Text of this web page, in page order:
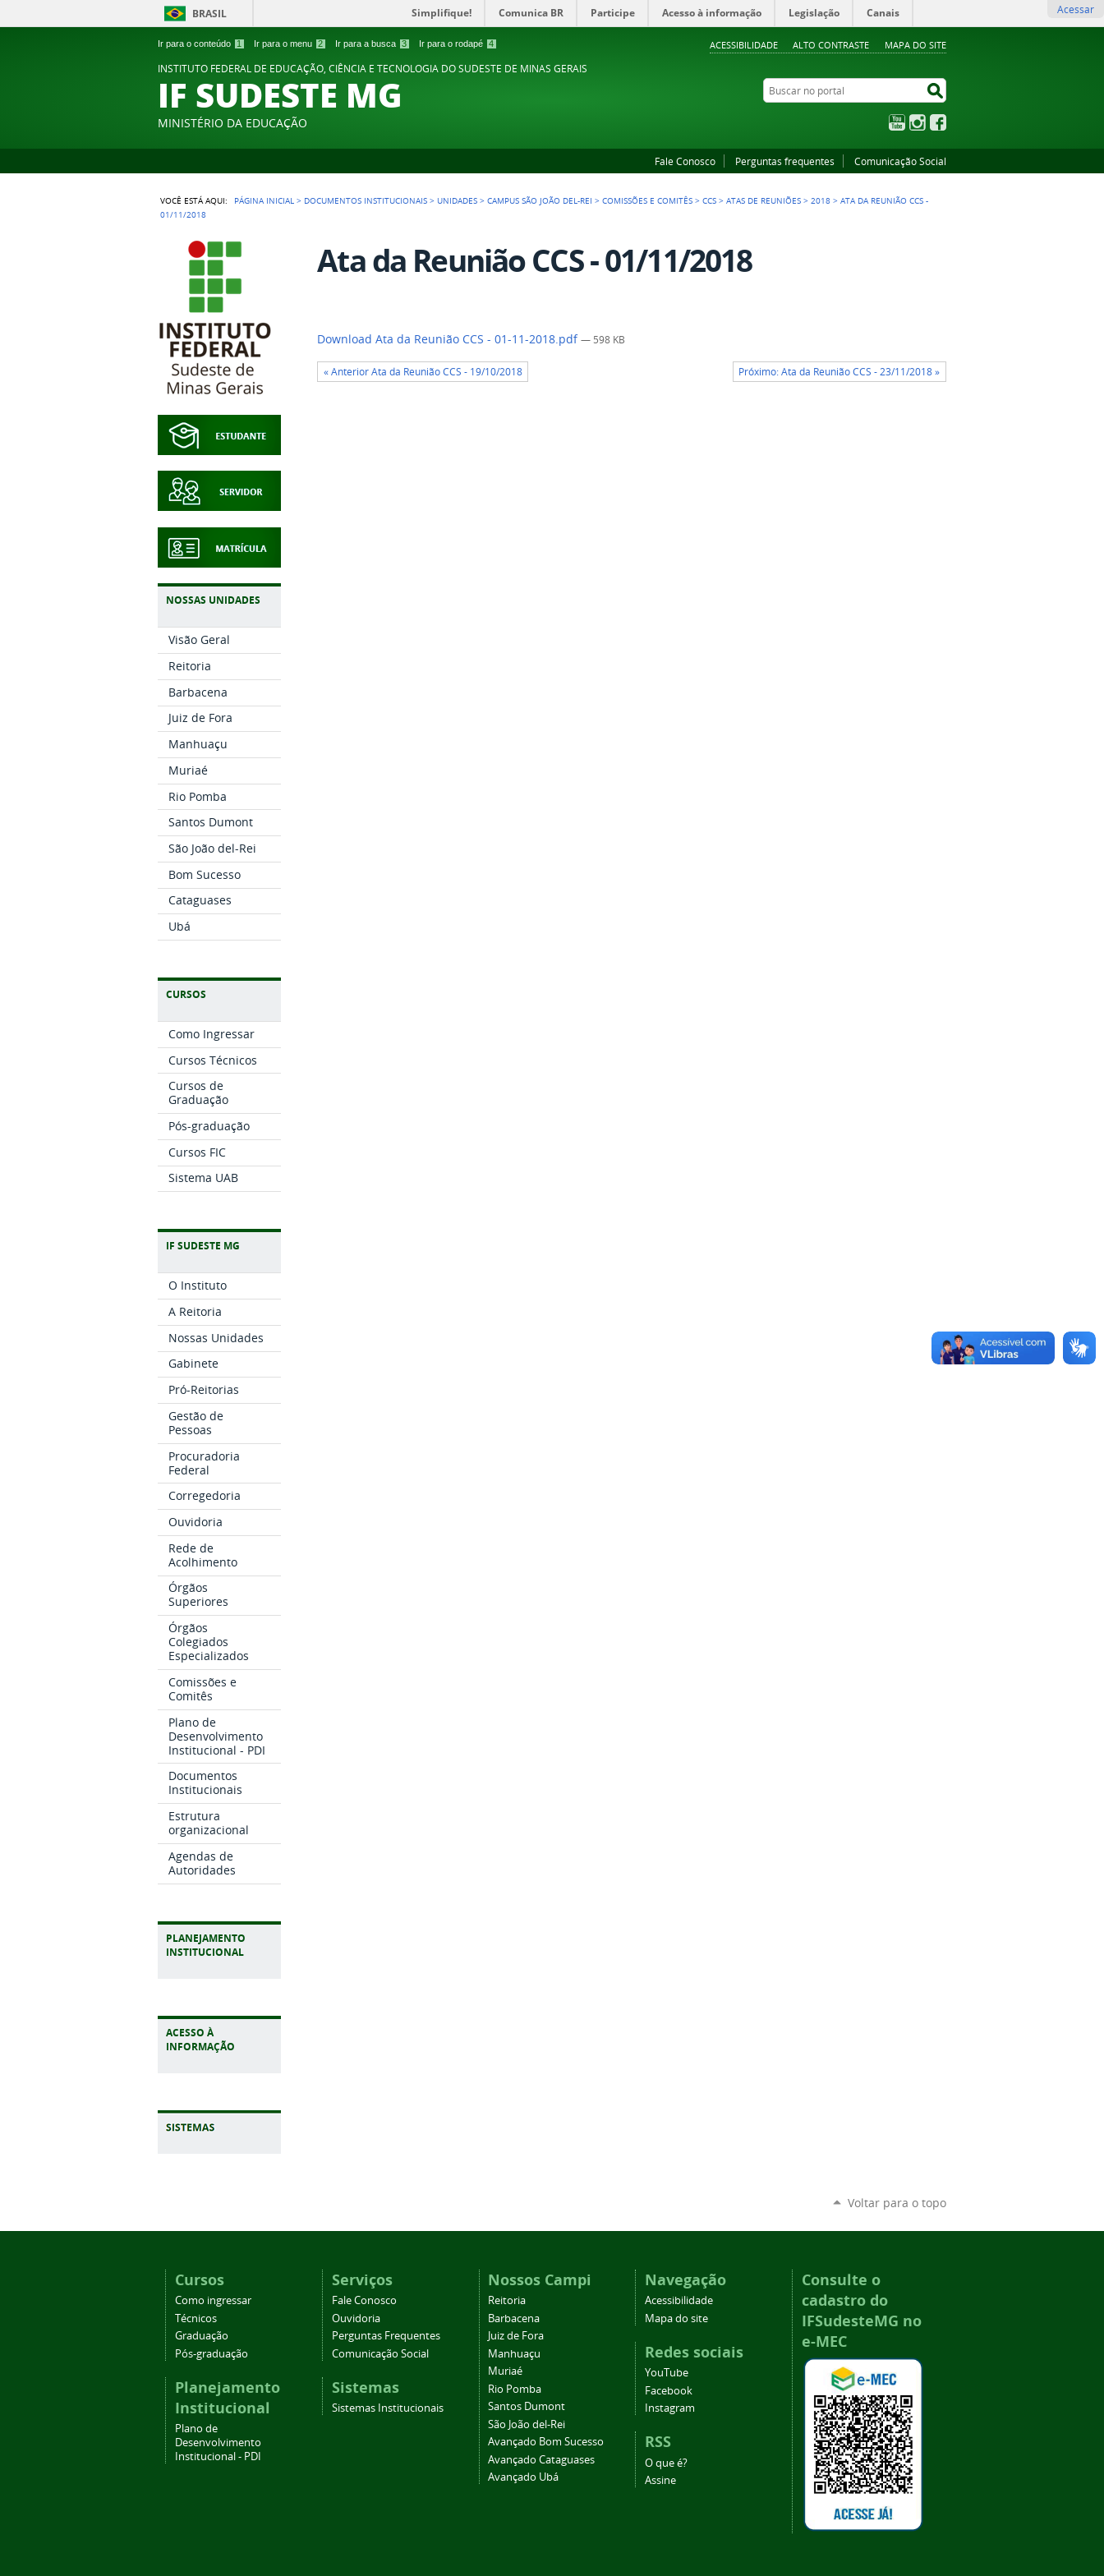
Ir para o conteúdo 1 Ir para o menu 2 Ir para a busca 3 Ir para o rodapé 4 ACESSIBILIDADE ALTO CONTRASTE MAPA DO SITE
BRASIL Simplifique! Comunica BR Participe Acesso à informação Legislação Canais Acessar
INSTITUTO FEDERAL DE EDUCAÇÃO, CIÊNCIA E TECNOLOGIA DO SUDESTE DE MINAS GERAIS
IF SUDESTE MG
MINISTÉRIO DA EDUCAÇÃO
Buscar no portal
YouTubeInstagram
Fale Conosco Perguntas frequentes Comunicação Social
VOCÊ ESTÁ AQUI: PÁGINA INICIAL > DOCUMENTOS INSTITUCIONAIS > UNIDADES >CAMPUS SÃO JOÃO DEL-REI >COMISSÕES E COMITÊS >CCS >ATAS DE REUNIÕES >2018 >ATA DA REUNIÃO CCS -
01/11/2018
NOSSAS UNIDADES
Visão Geral
Reitoria
Barbacena
Juiz de Fora
Manhuaçu
Muriaé
Rio Pomba
Santos Dumont
São João del-Rei
Bom Sucesso
Cataguases
Ubá
CURSOS
Como Ingressar
Cursos Técnicos
Cursos de
Graduação
Pós-graduação
Cursos FIC
Sistema UAB
IF SUDESTE MG
O Instituto
A Reitoria
Nossas Unidades
Gabinete
Pró-Reitorias
Gestão de
Pessoas
Procuradoria
Federal
Corregedoria
Ouvidoria
Rede de
Acolhimento
Órgãos
Superiores
Órgãos
Colegiados
Especializados
Comissões e
Comitês
Plano de
Desenvolvimento
Institucional - PDI
Documentos
Institucionais
Estrutura
organizacional
Agendas de
Autoridades
PLANEJAMENTO
INSTITUCIONAL
ACESSO À
INFORMAÇÃO
Ata da Reunião CCS - 01/11/2018
Download Ata da Reunião CCS - 01-11-2018.pdf— 598 KB
« Anterior Ata da Reunião CCS - 19/10/2018 Próximo: Ata da Reunião CCS - 23/11/2018 »
Voltar para o topo
Cursos
Como ingressar
Técnicos
Graduação
Pós-graduação
Planejamento
Institucional
Plano de
Desenvolvimento
Institucional - PDI
Serviços
Fale Conosco
Ouvidoria
Perguntas Frequentes
Comunicação Social
Sistemas
Sistemas Institucionais
Nossos Campi
Reitoria
Barbacena
Juiz de Fora
Manhuaçu
Muriaé
Rio Pomba
Santos Dumont
São João del-Rei
Avançado Bom Sucesso
Avançado Cataguases
Avançado Ubá
Navegação
Acessibilidade
Mapa do site
Redes sociais
YouTube
Facebook
Instagram
RSS
O que é?
Assine
Consulte o
cadastro do
IFSudesteMG no
e-MEC